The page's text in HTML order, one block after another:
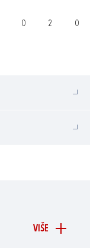
0 2 0
VIŠE